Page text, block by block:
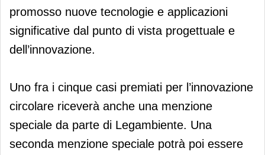
promosso nuove tecnologie e applicazioni
significative dal punto di vista progettuale e
dell’innovazione.
Uno fra i cinque casi premiati per l’innovazione
circolare riceverà anche una menzione
speciale da parte di Legambiente. Una
seconda menzione speciale potrà poi essere